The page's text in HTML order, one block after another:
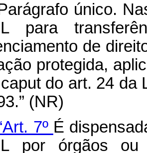
único.
para
de
protegida,
caput do art. 24 da
(NR)
7º É
por órgãos ou